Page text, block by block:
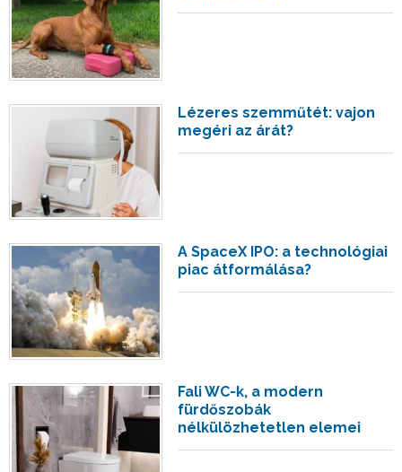
Lézeres szemműtét: vajon
megéri az árát?
A SpaceX IPO: a technológiai
piac átformálása?
Fali WC-k, a modern
fürdőszobák
nélkülözhetetlen elemei